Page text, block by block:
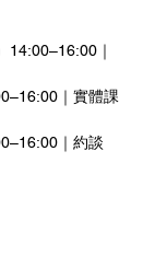
14:00–16:00｜
｜實體課
｜約談